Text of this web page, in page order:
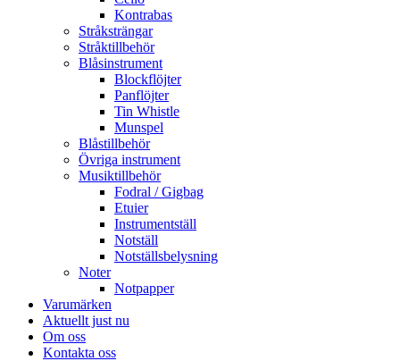
Kontrabas
Stråksträngar
Stråktillbehör
Blåsinstrument
Blockflöjter
Panflöjter
Tin Whistle
Munspel
Blåstillbehör
Övriga instrument
Musiktillbehör
Fodral / Gigbag
Etuier
Instrumentställ
Notställ
Notställsbelysning
Noter
Notpapper
Varumärken
Aktuellt just nu
Om oss
Kontakta oss